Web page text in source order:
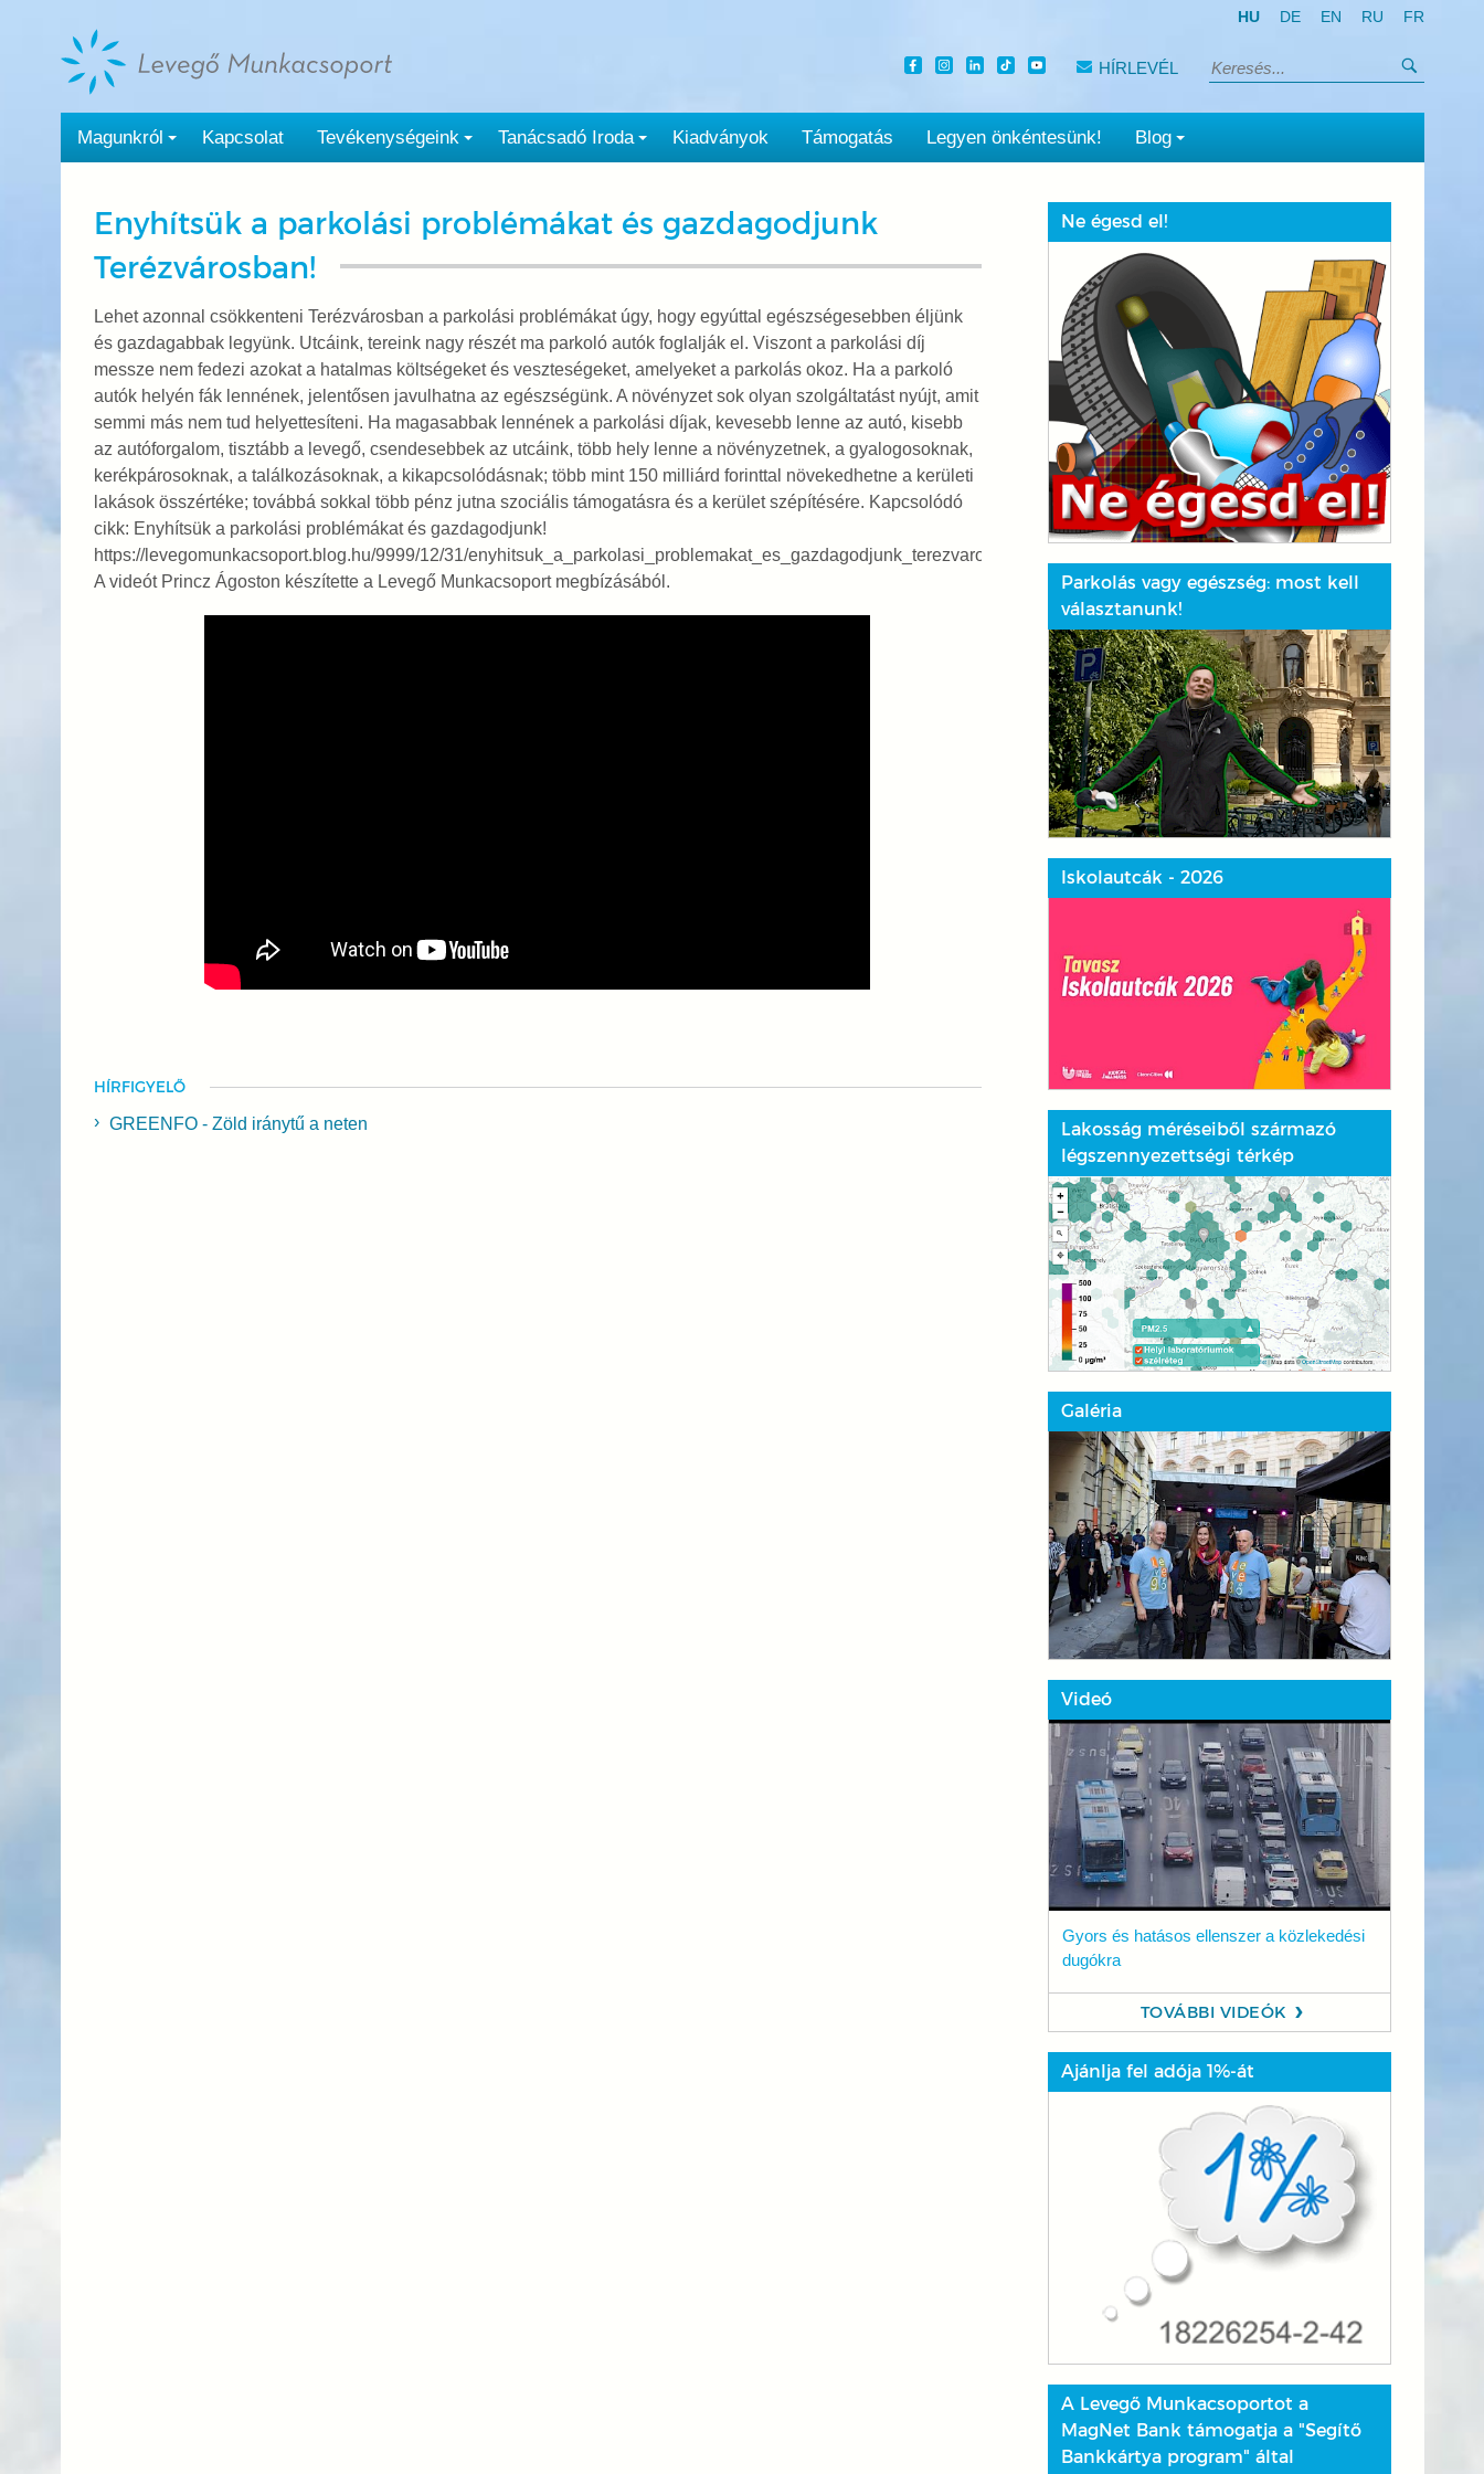
tartalomra
HU DE EN RU FR
HÍRLEVÉL Keresés:
Magunkról Kapcsolat Tevékenységeink Tanácsadó Iroda Kiadványok Támogatás Legyen önkéntesünk! Blog
Enyhítsük a parkolási problémákat és gazdagodjunk
Terézvárosban!
Lehet azonnal csökkenteni Terézvárosban a parkolási problémákat úgy, hogy egyúttal egészségesebben éljünk
és gazdagabbak legyünk. Utcáink, tereink nagy részét ma parkoló autók foglalják el. Viszont a parkolási díj
messze nem fedezi azokat a hatalmas költségeket és veszteségeket, amelyeket a parkolás okoz. Ha a parkoló
autók helyén fák lennének, jelentősen javulhatna az egészségünk. A növényzet sok olyan szolgáltatást nyújt, amit
semmi más nem tud helyettesíteni. Ha magasabbak lennének a parkolási díjak, kevesebb lenne az autó, kisebb
az autóforgalom, tisztább a levegő, csendesebbek az utcáink, több hely lenne a növényzetnek, a gyalogosoknak,
kerékpárosoknak, a találkozásoknak, a kikapcsolódásnak; több mint 150 milliárd forinttal növekedhetne a kerületi
lakások összértéke; továbbá sokkal több pénz jutna szociális támogatásra és a kerület szépítésére. Kapcsolódó
cikk: Enyhítsük a parkolási problémákat és gazdagodjunk!
https://levegomunkacsoport.blog.hu/9999/12/31/enyhitsuk_a_parkolasi_problemakat_es_gazdagodjunk_terezvarosban
A videót Princz Ágoston készítette a Levegő Munkacsoport megbízásából.
HÍRFIGYELŐ
GREENFO - Zöld iránytű a neten
Ne égesd el!
Parkolás vagy egészség: most kell
választanunk!
Iskolautcák - 2026
Lakosság méréseiből származó
légszennyezettségi térkép
Galéria
Videó
Gyors és hatásos ellenszer a közlekedési
dugókra
TOVÁBBI VIDEÓK
Ajánlja fel adója 1%-át
A Levegő Munkacsoportot a
MagNet Bank támogatja a "Segítő
Bankkártya program" által